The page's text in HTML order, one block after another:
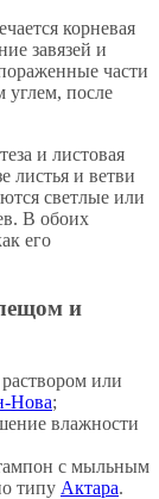
корневая
завязей и
части
углем, после
и листовая
листья и ветви
светлые или
В обоих
его
и
или
Нова;
влажности
с мыльным
типу Актара.